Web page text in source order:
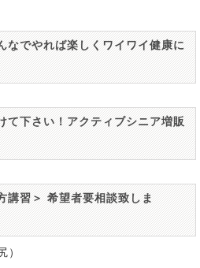
なでやれば楽しくワイワイ健康に
下さい！アクティブシニア増販
講習＞ 希望者要相談致しま
）